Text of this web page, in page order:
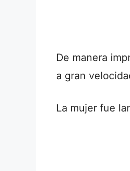
De manera
a gran
La mujer fue